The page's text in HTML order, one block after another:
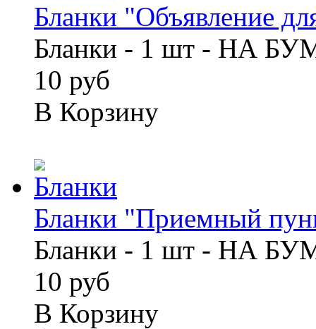
Бланки "Объявление
Бланки - 1 шт - НА
10 руб
В Корзину
Бланки "Приемный
Бланки - 1 шт - НА
10 руб
В Корзину